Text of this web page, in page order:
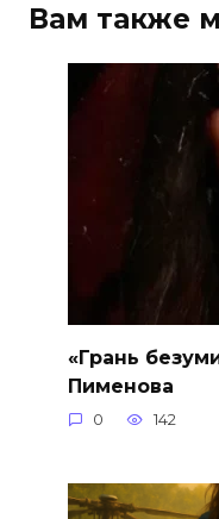
Вам также
«Грань
Пименова
0 142